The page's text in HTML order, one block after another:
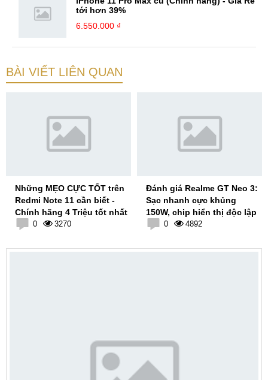
tới hơn 39%
6.550.000 ₫
BÀI VIẾT LIÊN QUAN
Những MẸO CỰC TỐT trên
Redmi Note 11 cần biết -
Chính hãng 4 Triệu tốt nhất
0 3270
Đánh giá Realme GT Neo 3:
Sạc nhanh cực khủng
150W, chip hiển thị độc lập
0 4892